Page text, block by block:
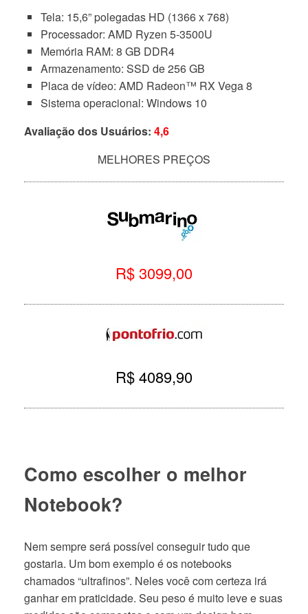
Tela: 15,6” polegadas HD (1366 x 768)
Processador: AMD Ryzen 5-3500U
Memória RAM: 8 GB DDR4
Armazenamento: SSD de 256 GB
Placa de vídeo: AMD Radeon™ RX Vega 8
Sistema operacional: Windows 10
Avaliação dos Usuários: 4,6
MELHORES PREÇOS
R$ 3099,00
R$ 4089,90
Como escolher o melhor
Notebook?
Nem sempre será possível conseguir tudo que
gostaria. Um bom exemplo é os notebooks
chamados “ultrafinos”. Neles você com certeza irá
ganhar em praticidade. Seu peso é muito leve e suas